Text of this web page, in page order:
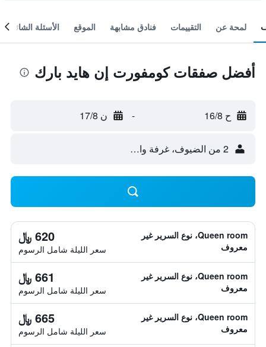
لمحة عن التقييمات فنادق مشابهة الموقع الأسئلة الشائعة
أفضل صفقات كومفورت إن هايد بارك
ح 16/8 - ن 17/8
2 من الضيوف، غرفة واحدة
Queen room، نوع السرير غير
معروف
620 ﷼
سعر الليلة شامل الرسوم
Queen room، نوع السرير غير
معروف
661 ﷼
سعر الليلة شامل الرسوم
Queen room، نوع السرير غير
معروف
665 ﷼
سعر الليلة شامل الرسوم